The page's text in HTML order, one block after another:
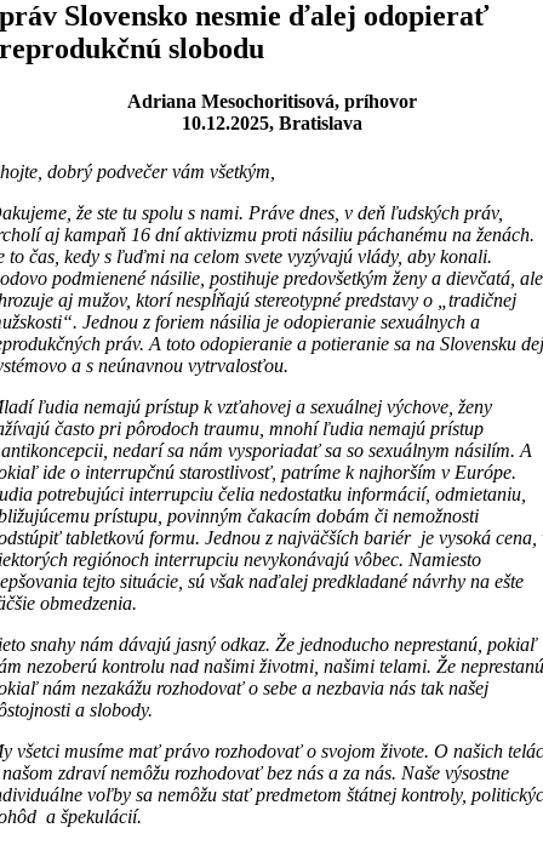
práv Slovensko nesmie ďalej odopierať
reprodukčnú slobodu
Adriana Mesochoritisová, príhovor
10.12.2025, Bratislava
dobrý podvečer vám všetkým,
že ste tu spolu s nami. Práve dnes, v deň ľudských práv,
aj kampaň 16 dní aktivizmu proti násiliu páchanému na ženách.
to čas, kedy s ľuďmi na celom svete vyzývajú vlády, aby konali.
podmienené násilie, postihuje predovšetkým ženy a dievčatá, ale
aj mužov, ktorí nespĺňajú stereotypné predstavy o „tradičnej
Jednou z foriem násilia je odopieranie sexuálnych a
práv. A toto odopieranie a potieranie sa na Slovensku
a s neúnavnou vytrvalosťou.
ľudia nemajú prístup k vzťahovej a sexuálnej výchove, ženy
často pri pôrodoch traumu, mnohí ľudia nemajú prístup
nedarí sa nám vysporiadať sa so sexuálnym násilím. A
ide o interrupčnú starostlivosť, patríme k najhorším v Európe.
potrebujúci interrupciu čelia nedostatku informácií, odmietaniu,
prístupu, povinným čakacím dobám či nemožnosti
tabletkovú formu. Jednou z najväčších bariér je vysoká cena,
regiónoch interrupciu nevykonávajú vôbec. Namiesto
tejto situácie, sú však naďalej predkladané návrhy na ešte
obmedzenia.
snahy nám dávajú jasný odkaz. Že jednoducho neprestanú, pokiaľ
nezoberú kontrolu nad našimi životmi, našimi telami. Že
nám nezakážu rozhodovať o sebe a nezbavia nás tak našej
a slobody.
všetci musíme mať právo rozhodovať o svojom živote. O našich
zdraví nemôžu rozhodovať bez nás a za nás. Naše výsostne
voľby sa nemôžu stať predmetom štátnej kontroly,
a špekulácií.